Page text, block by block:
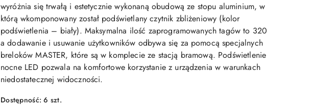
wyróżnia się trwałą i estetycznie wykonaną obudową ze stopu aluminium, w
którą wkomponowany został podświetlany czytnik zbliżeniowy (kolor
podświetlenia – biały). Maksymalna ilość zaprogramowanych tagów to 320
a dodawanie i usuwanie użytkowników odbywa się za pomocą specjalnych
breloków MASTER, które są w komplecie ze stacją bramową. Podświetlenie
nocne LED pozwala na komfortowe korzystanie z urządzenia w warunkach
niedostatecznej widoczności.
Dostępność:6 szt.